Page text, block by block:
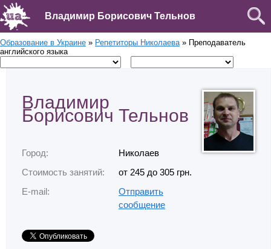
Владимир Борисович Тельнов
Образование в Украине » Репетиторы Николаева» Преподаватель
английского языка
Владимир
Борисович Тельнов
Город:
Николаев
Стоимость занятий:
от 245 до 305 грн.
E-mail:
Отправить
сообщение